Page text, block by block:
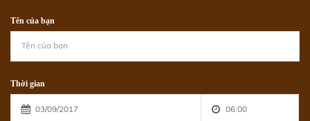
Tên của bạn
Thời gian